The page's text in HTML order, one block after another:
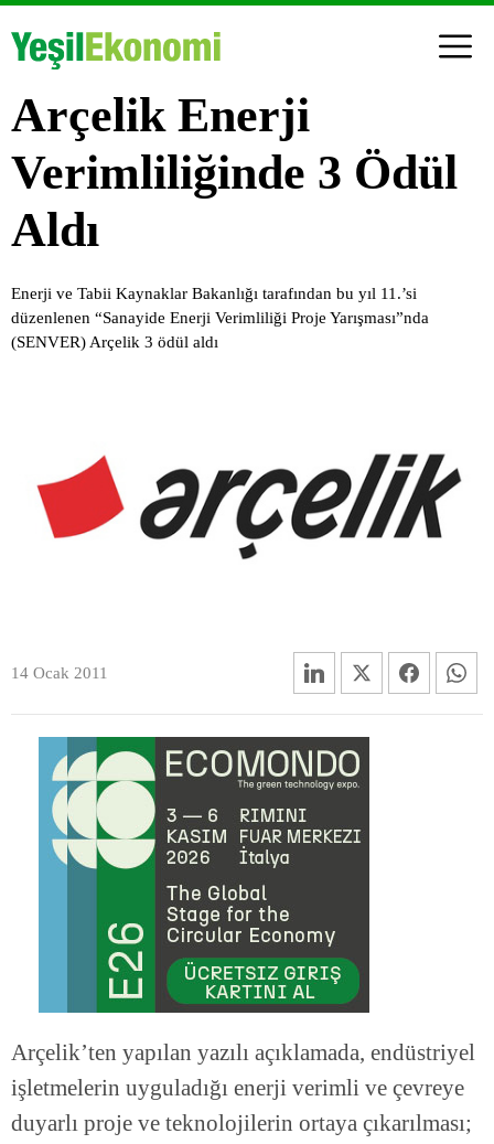
Arçelik Enerji
Verimliliğinde 3 Ödül
Aldı
Enerji ve Tabii Kaynaklar Bakanlığı tarafından bu yıl 11.’si
düzenlenen “Sanayide Enerji Verimliliği Proje Yarışması”nda
(SENVER) Arçelik 3 ödül aldı
14 Ocak 2011
Arçelik’ten yapılan yazılı açıklamada, endüstriyel
işletmelerin uyguladığı enerji verimli ve çevreye
duyarlı proje ve teknolojilerin ortaya çıkarılması;